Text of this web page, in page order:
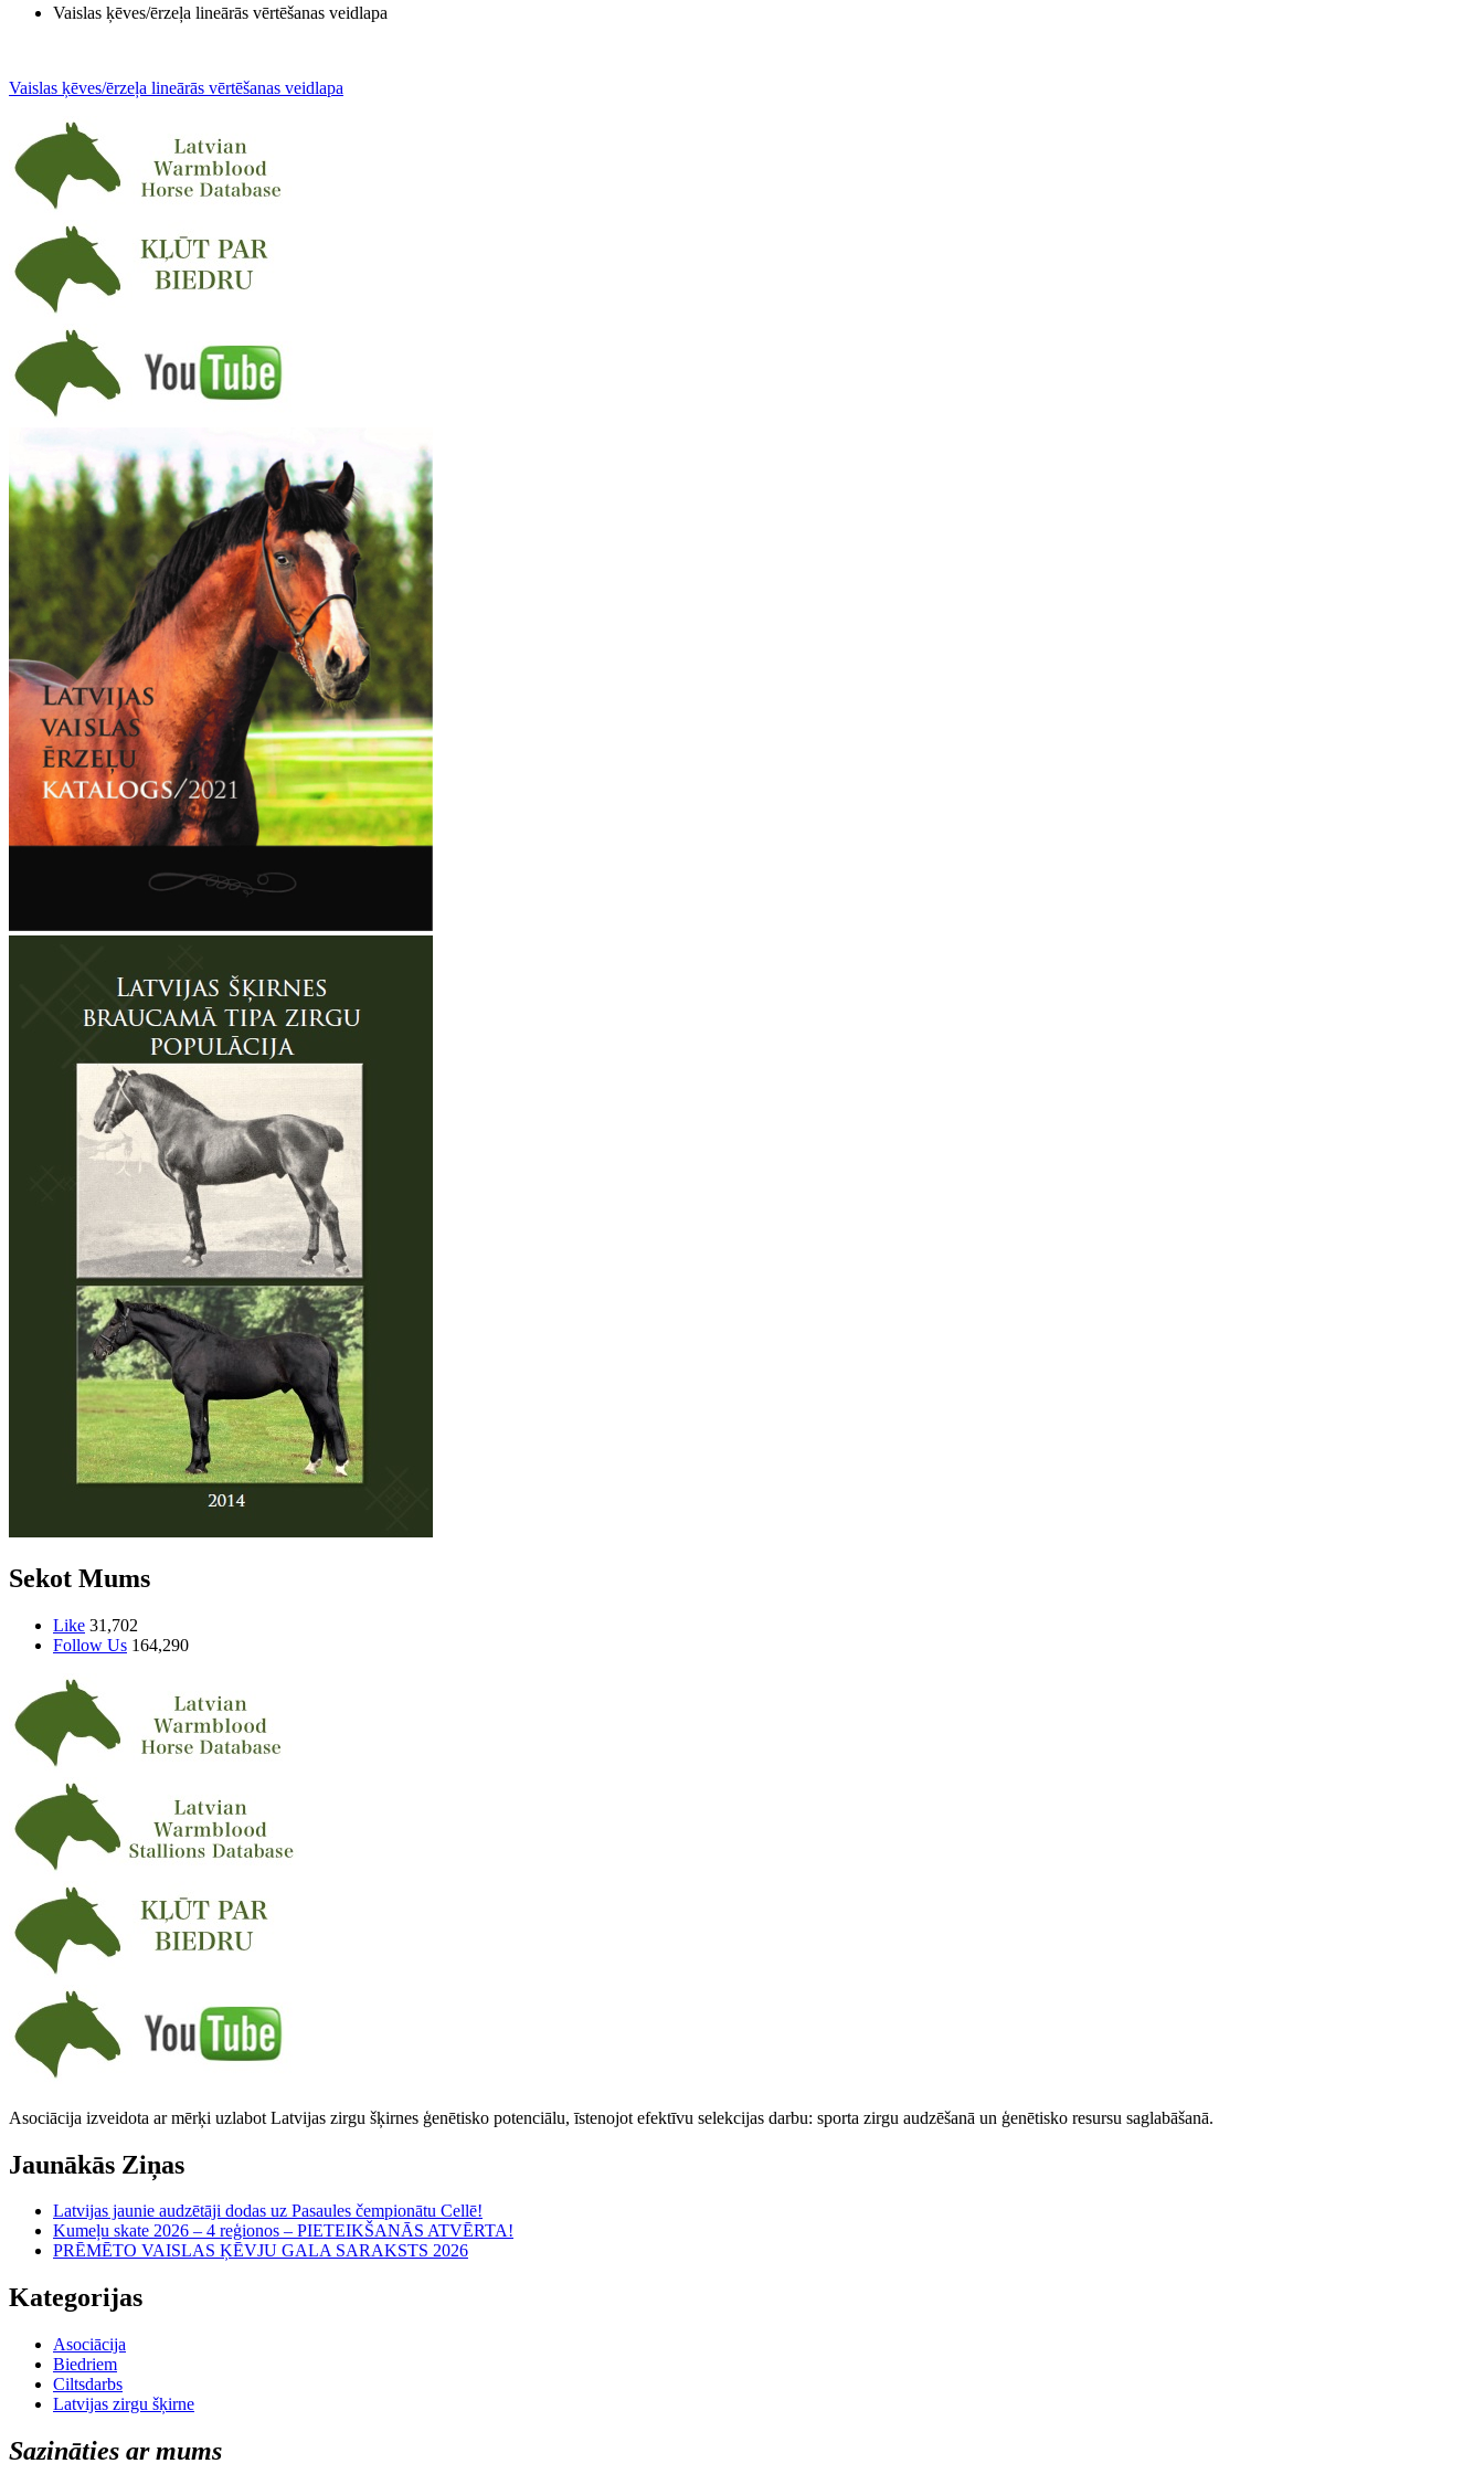
Vaislas ķēves/ērzeļa lineārās vērtēšanas veidlapa
Vaislas ķēves/ērzeļa lineārās vērtēšanas veidlapa
Sekot Mums
Like 31,702
Follow Us 164,290
Asociācija izveidota ar mērķi uzlabot Latvijas zirgu šķirnes ģenētisko potenciālu, īstenojot efektīvu selekcijas darbu: sporta zirgu audzēšanā un ģenētisko resursu saglabāšanā.
Jaunākās Ziņas
Latvijas jaunie audzētāji dodas uz Pasaules čempionātu Cellē!
Kumeļu skate 2026 – 4 reģionos – PIETEIKŠANĀS ATVĒRTA!
PRĒMĒTO VAISLAS ĶĒVJU GALA SARAKSTS 2026
Kategorijas
Asociācija
Biedriem
Ciltsdarbs
Latvijas zirgu šķirne
Sazināties ar mums